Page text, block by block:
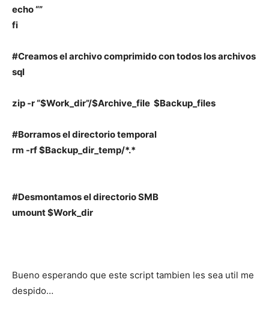
echo “”
fi
#Creamos el archivo comprimido con todos los archivos
sql
zip -r “$Work_dir”/$Archive_file $Backup_files
#Borramos el directorio temporal
rm -rf $Backup_dir_temp/*.*
#Desmontamos el directorio SMB
umount $Work_dir
Bueno esperando que este script tambien les sea util me
despido…